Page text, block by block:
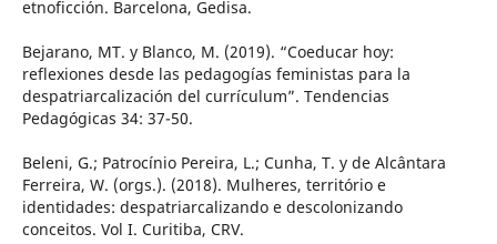
etnoficción. Barcelona, Gedisa.
Bejarano, MT. y Blanco, M. (2019). “Coeducar hoy:
reflexiones desde las pedagogías feministas para la
despatriarcalización del currículum”. Tendencias
Pedagógicas 34: 37-50.
Beleni, G.; Patrocínio Pereira, L.; Cunha, T. y de Alcântara
Ferreira, W. (orgs.). (2018). Mulheres, território e
identidades: despatriarcalizando e descolonizando
conceitos. Vol I. Curitiba, CRV.